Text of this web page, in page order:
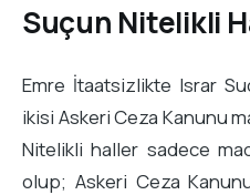
Suçun Nitelikli
Emre İtaatsizlikte Israr
ikisi Askeri Ceza Kanunu
Nitelikli haller sadece
olup; Askeri Ceza